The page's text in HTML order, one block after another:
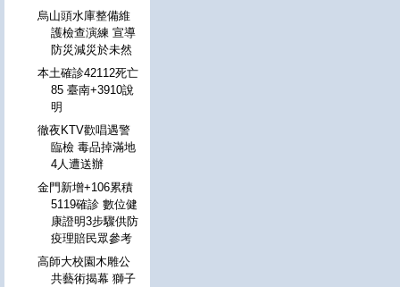
烏山頭水庫整備維
護檢查演練 宣導
防災減災於未然
本土確診42112死亡
85 臺南+3910說
明
徹夜KTV歡唱遇警
臨檢 毒品掉滿地
4人遭送辦
金門新增+106累積
5119確診 數位健
康證明3步驟供防
疫理賠民眾參考
高師大校園木雕公
共藝術揭幕 獅子